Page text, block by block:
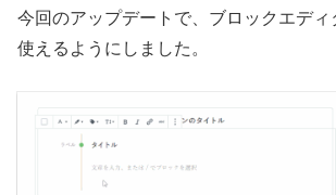
今回のアップデートで、ブロックエディ
使えるようにしました。